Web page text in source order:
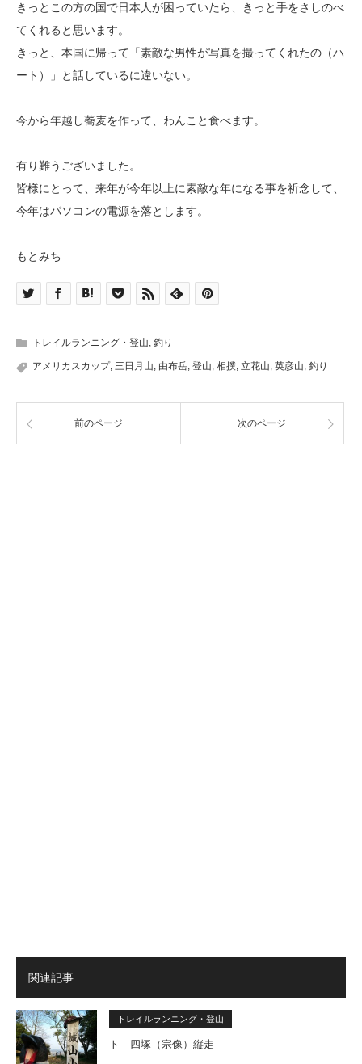
きっとこの方の国で日本人が困っていたら、きっと手をさしのべ
てくれると思います。
きっと、本国に帰って「素敵な男性が写真を撮ってくれたの（ハ
ート）」と話しているに違いない。
今から年越し蕎麦を作って、わんこと食べます。
有り難うございました。
皆様にとって、来年が今年以上に素敵な年になる事を祈念して、
今年はパソコンの電源を落とします。
もとみち
トレイルランニング・登山, 釣り
アメリカスカップ, 三日月山, 由布岳, 登山, 相撲, 立花山, 英彦山, 釣り
前のページ 次のページ
関連記事
トレイルランニング・登山
ト 四塚（宗像）縦走